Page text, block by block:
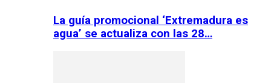
La guía promocional ‘Extremadura es
agua’ se actualiza con las 28…